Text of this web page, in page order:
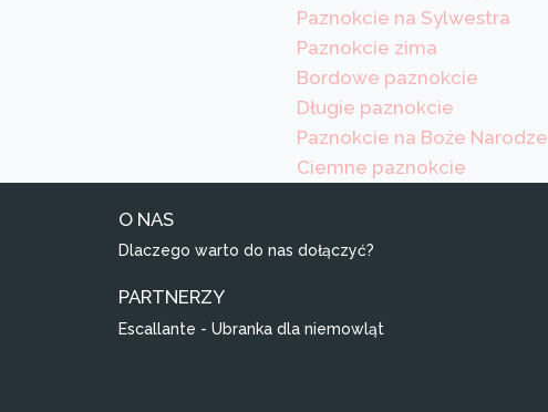
Paznokcie na Sylwestra
Paznokcie zima
Bordowe paznokcie
Długie paznokcie
Paznokcie na Boże
Ciemne paznokcie
O NAS
Dlaczego warto do nas dołączyć?
PARTNERZY
Escallante - Ubranka dla niemowląt